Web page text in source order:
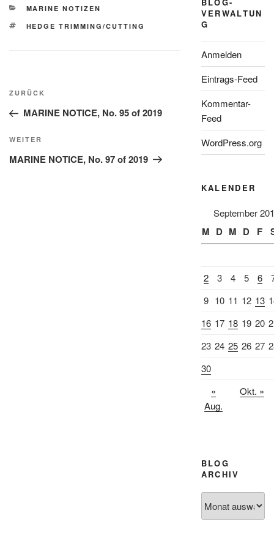
KATEGORIEN
MARINE NOTIZEN
SCHLAGWÖRTER
HEDGE TRIMMING/CUTTING
Beitragsnavigation
Vorheriger
Beitrag
ZURÜCK
MARINE NOTICE, No. 95 of 2019
Nächster
Beitrag
WEITER
MARINE NOTICE, No. 97 of 2019
VERWALTUN
G
Anmelden
Eintrags-Feed
Kommentar-
Feed
WordPress.org
KALENDER
September
M D M D F
2 3 4 5 6
9 10 11 12 13
16 17 18 19 20
23 24 25 26 27
30
«
Aug.
Okt. »
BLOG
ARCHIV
Archiv